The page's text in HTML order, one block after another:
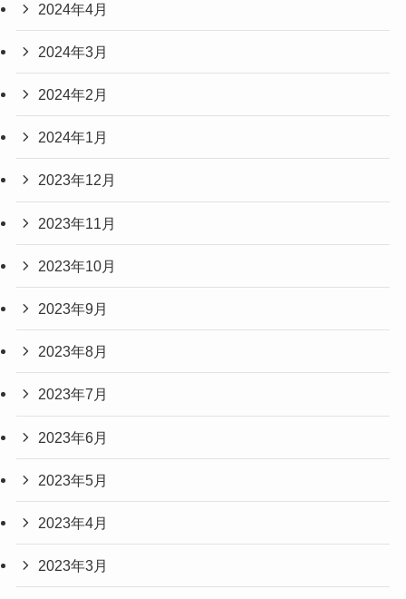
2024年4月
2024年3月
2024年2月
2024年1月
2023年12月
2023年11月
2023年10月
2023年9月
2023年8月
2023年7月
2023年6月
2023年5月
2023年4月
2023年3月